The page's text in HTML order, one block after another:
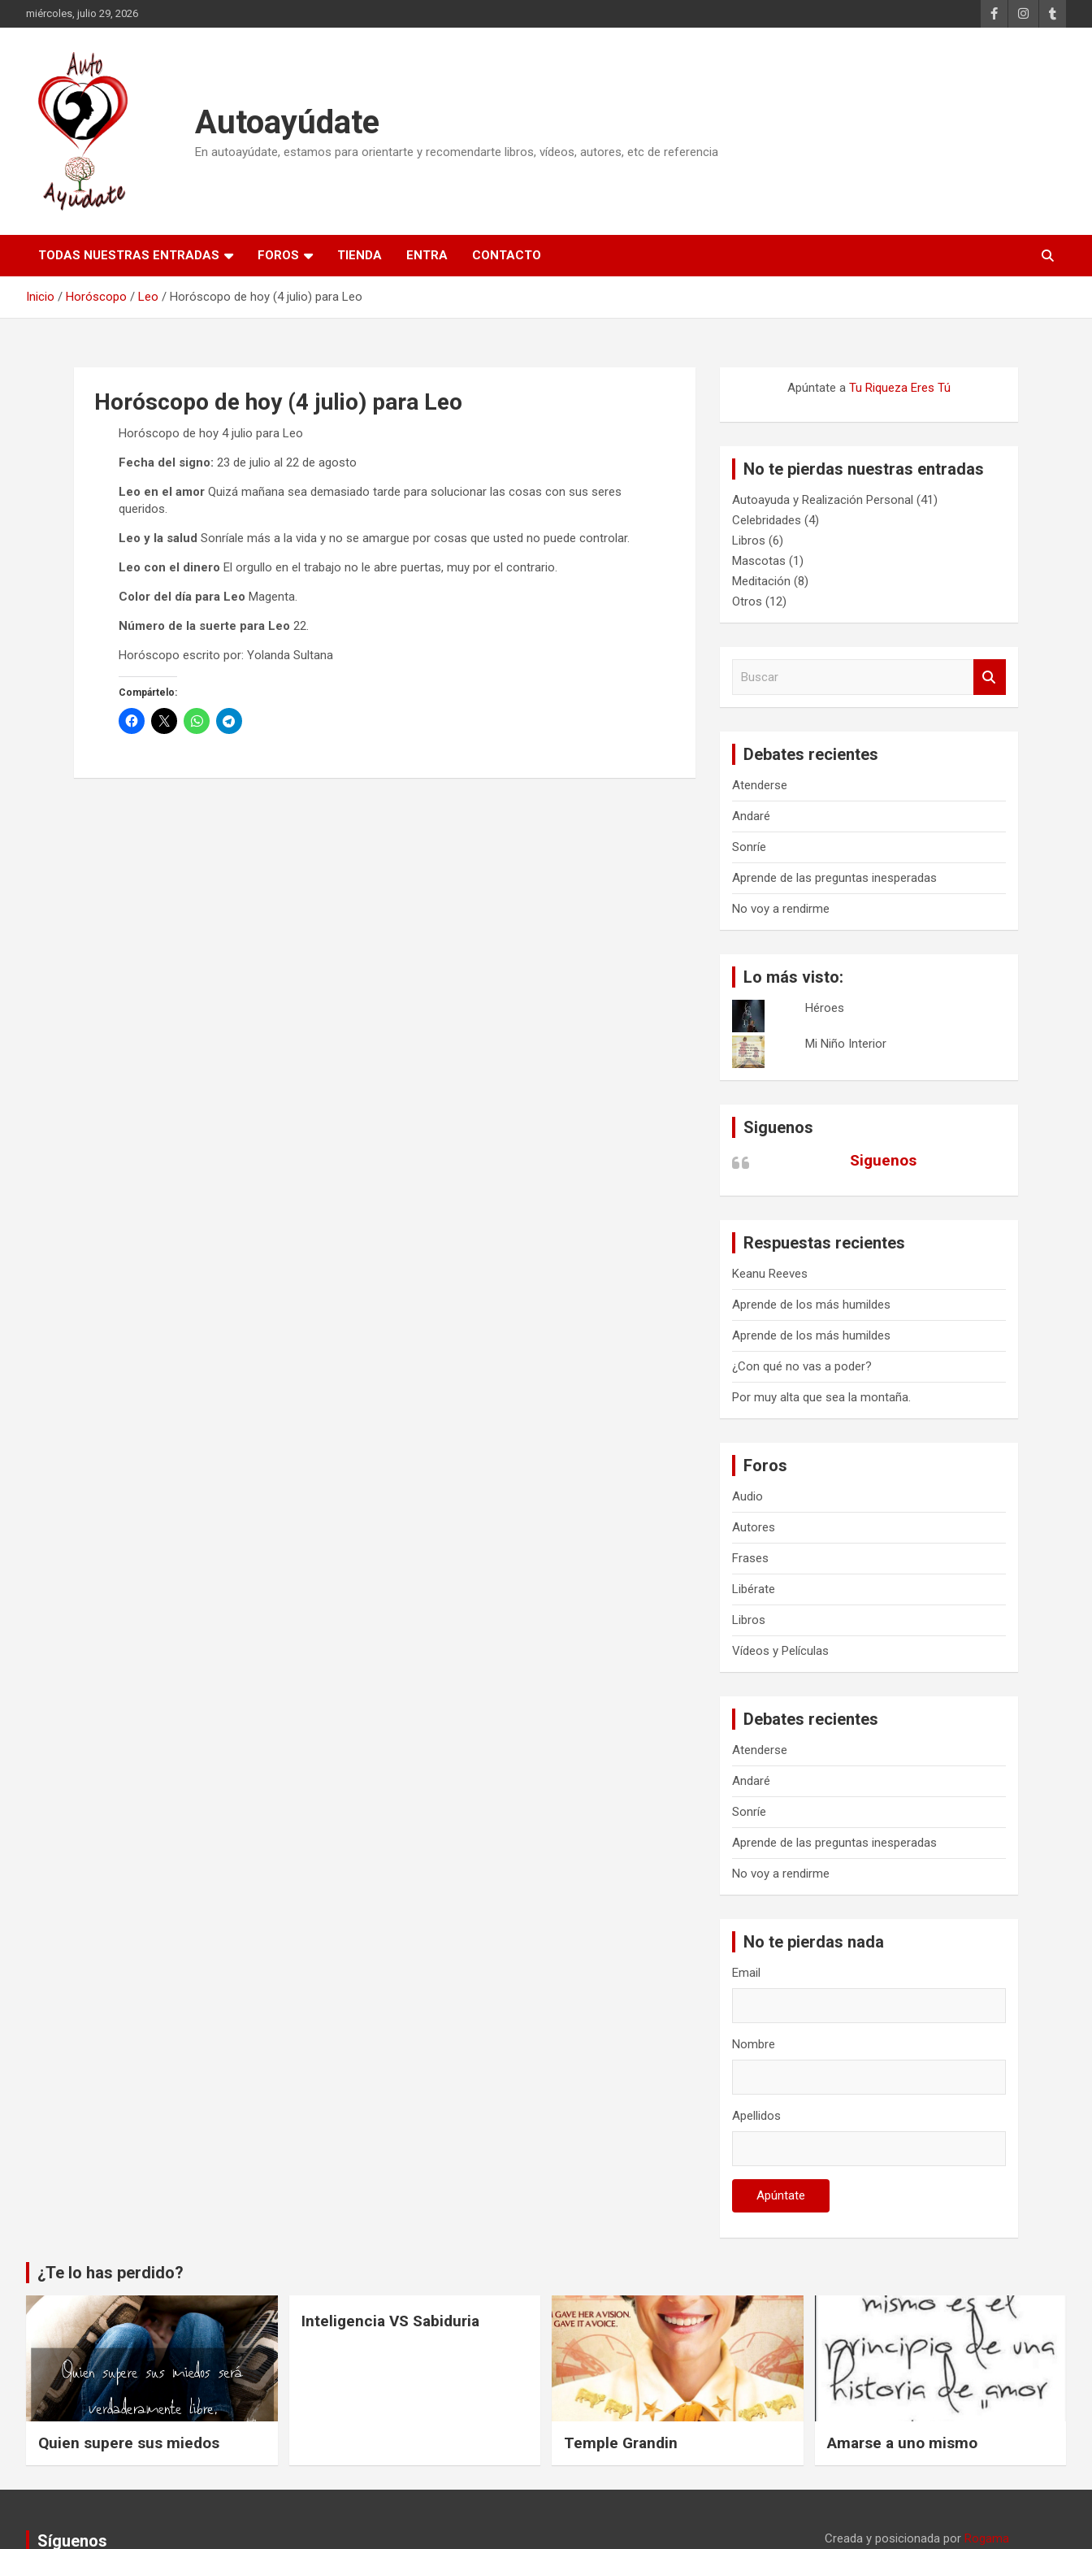
al
miércoles, julio 29, 2026
Autoayúdate
En autoayúdate, estamos para orientarte y recomendarte libros, vídeos, autores, etc de referencia
TODAS NUESTRAS ENTRADAS FOROS TIENDA ENTRA CONTACTO
Inicio Horóscopo Leo Horóscopo de hoy (4 julio) para Leo
Horóscopo de hoy (4 julio) para Leo
Horóscopo de hoy 4 julio para Leo
Fecha del signo: 23 de julio al 22 de agosto
Leo en el amorQuizá mañana sea demasiado tarde para solucionar las cosas con sus seres
queridos.
Leo y la salud Sonríale más a la vida y no se amargue por cosas que usted no puede controlar.
Leo con el dinero El orgullo en el trabajo no le abre puertas, muy por el contrario.
Color del día para Leo Magenta.
Número de la suerte para Leo 22.
Horóscopo escrito por: Yolanda Sultana
Compártelo:
Apúntate aTu Riqueza Eres Tú
No te pierdas nuestras entradas
Autoayuda y Realización Personal (41)
Celebridades (4)
Libros (6)
Mascotas (1)
Meditación (8)
Otros (12)
Debates recientes
Atenderse
Andaré
Sonríe
Aprende de las preguntas inesperadas
No voy a rendirme
Lo más visto:
Héroes
Mi Niño Interior
Siguenos
Siguenos
Respuestas recientes
Keanu Reeves
Aprende de los más humildes
Aprende de los más humildes
¿Con qué no vas a poder?
Por muy alta que sea la montaña.
Foros
Audio
Autores
Frases
Libérate
Libros
Vídeos y Películas
Debates recientes
Atenderse
Andaré
Sonríe
Aprende de las preguntas inesperadas
No voy a rendirme
No te pierdas nada
Email
Nombre
Apellidos
¿Te lo has perdido?
Quien supere sus miedos
Inteligencia VS Sabiduria
Temple Grandin Amarse a uno mismo
Síguenos Creada y posicionada por Rogama